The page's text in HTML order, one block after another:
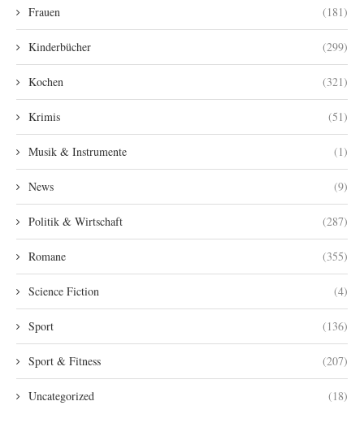
Frauen (181)
Kinderbücher (299)
Kochen (321)
Krimis (51)
Musik & Instrumente (1)
News (9)
Politik & Wirtschaft (287)
Romane (355)
Science Fiction (4)
Sport (136)
Sport & Fitness (207)
Uncategorized (18)